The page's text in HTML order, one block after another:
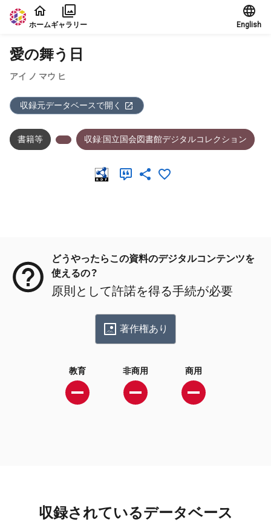
本文に飛ぶ
ホームギャラリー English
愛の舞う日
アイ ノ マウ ヒ
収録元データベースで開く
書籍等 収録:国立国会図書館デジタルコレクション
どうやったらこの資料のデジタルコンテンツを
使えるの？
原則として許諾を得る手続が必要
著作権あり
教育 非商用 商用
収録されているデータベース